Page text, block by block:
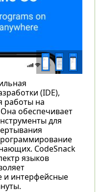
(IDE),
работы на
обеспечивает
для
CodeSnack
языков
и интерфейсные